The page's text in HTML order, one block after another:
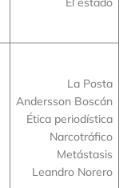
La Posta
Andersson Boscán
Ética periodística
Narcotráfico
Metástasis
Leandro Norero